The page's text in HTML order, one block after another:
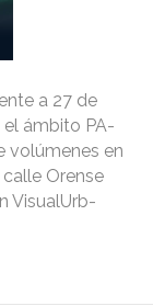
a 27 de
el ámbito PA-
volúmenes en
Orense
VisualUrb-